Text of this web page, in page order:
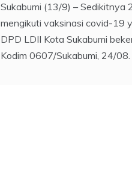
Sukabumi (13/9) – Sedikitnya
mengikuti vaksinasi covid-19
DPD LDII Kota Sukabumi
Kodim 0607/Sukabumi, 24/